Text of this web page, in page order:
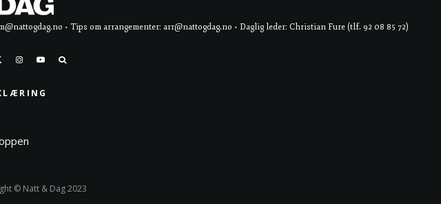
• Tips om arrangementer: arr@nattogdag.no • Daglig leder: Christian Fure (tlf. 92 08 85 72)
© Natt & Dag 2023